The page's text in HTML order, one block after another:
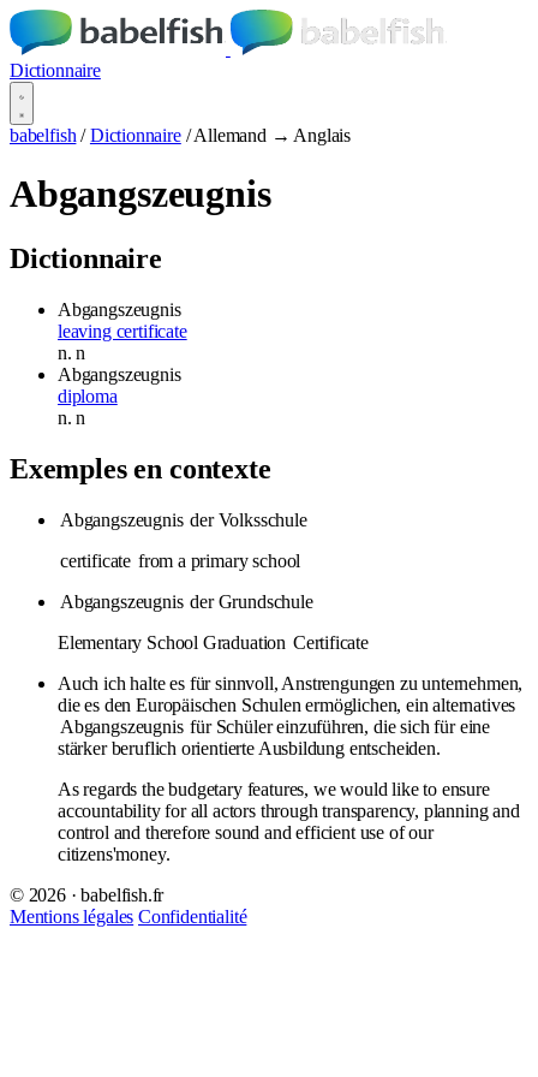
Dictionnaire
babelfish / Dictionnaire / Allemand → Anglais
Abgangszeugnis
Dictionnaire
Abgangszeugnis
leaving certificate
n.n
Abgangszeugnis
diploma
n.n
Exemples en contexte
Abgangszeugnis der Volksschule
certificate from a primary school
Abgangszeugnis der Grundschule
Elementary School Graduation Certificate
Auch ich halte es für sinnvoll, Anstrengungen zu unternehmen,
die es den Europäischen Schulen ermöglichen, ein alternatives
Abgangszeugnis für Schüler einzuführen, die sich für eine
stärker beruflich orientierte Ausbildung entscheiden.
As regards the budgetary features, we would like to ensure
accountability for all actors through transparency, planning and
control and therefore sound and efficient use of our
citizens'money.
© 2026 · babelfish.fr
Mentions légales Confidentialité